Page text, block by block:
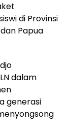
di Provinsi
Papua
dalam
generasi